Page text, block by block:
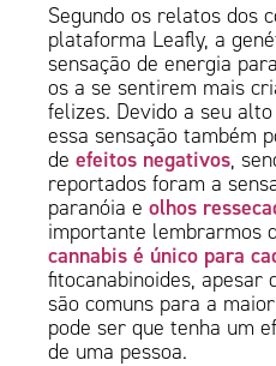
Segundo os relatos dos
plataforma Leafly, a
sensação de energia
os a se sentirem mais
felizes. Devido a seu
essa sensação também
deefeitos negativos,
reportados foram a
paranóia eolhos
importante lembrarmos
cannabis é único para
fitocanabinoides, apesar
são comuns para a
pode ser que tenha um
de uma pessoa.